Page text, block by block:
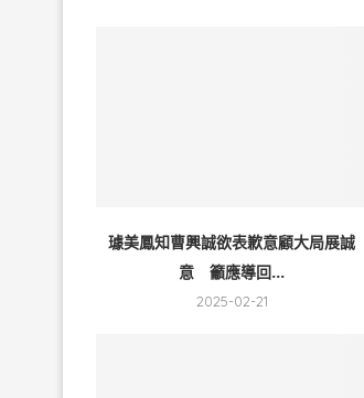
璩美鳳知曹興誠欲表歉意顧大局展誠
意 籲應導回...
2025-02-21